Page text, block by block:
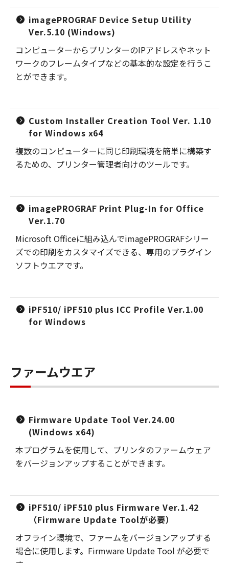
imagePROGRAF Device Setup Utility
Ver.5.10 (Windows)
コンピューターからプリンターのIPアドレスやネット
ワークのフレームタイプなどの基本的な設定を行うこ
とができます。
Custom Installer Creation Tool Ver. 1.10
for Windows x64
複数のコンピューターに同じ印刷環境を簡単に構築す
るための、プリンター管理者向けのツールです。
imagePROGRAF Print Plug-In for Office
Ver.1.70
Microsoft Officeに組み込んでimagePROGRAFシリー
ズでの印刷をカスタマイズできる、専用のプラグイン
ソフトウエアです。
iPF510/ iPF510 plus ICC Profile Ver.1.00
for Windows
ファームウエア
Firmware Update Tool Ver.24.00
(Windows x64)
本プログラムを使用して、プリンタのファームウェア
をバージョンアップすることができます。
iPF510/ iPF510 plus Firmware Ver.1.42
（Firmware Update Toolが必要）
オフライン環境で、ファームをバージョンアップする
場合に使用します。Firmware Update Tool が必要で